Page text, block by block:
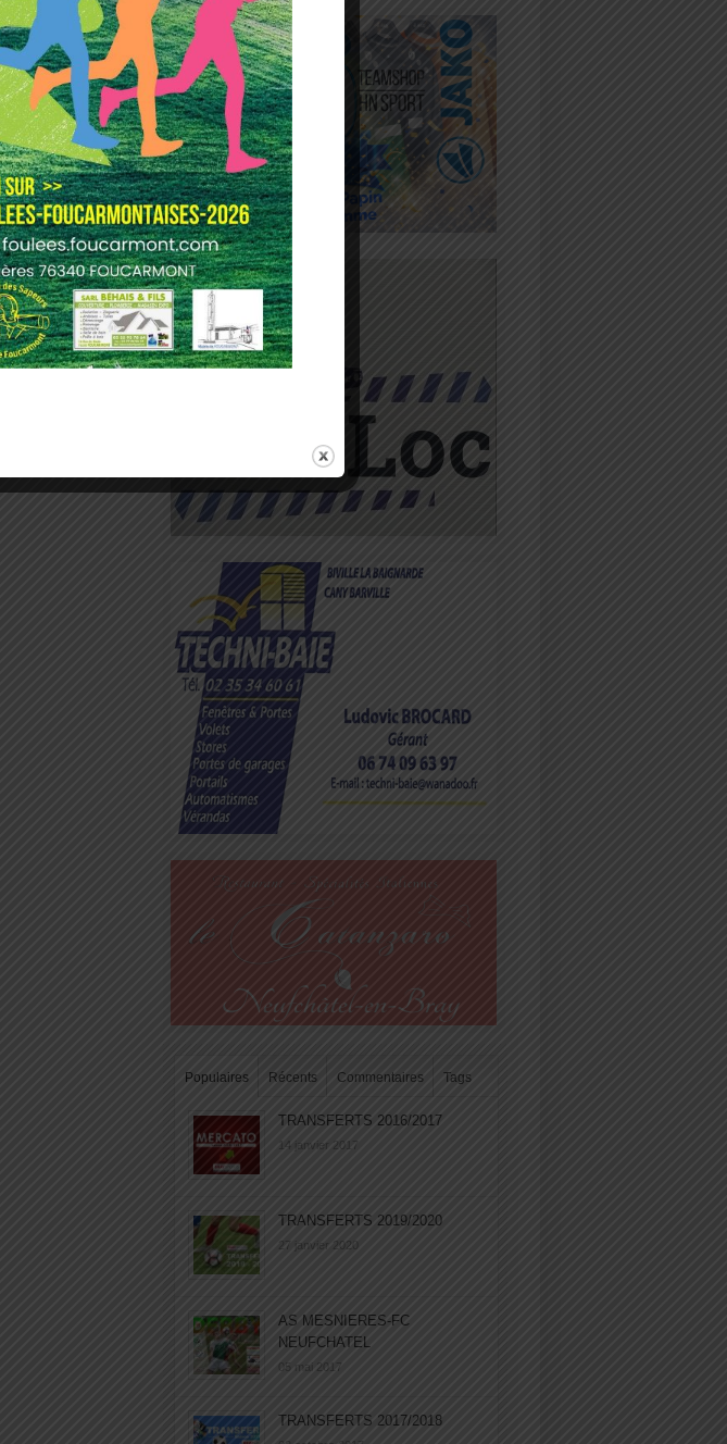
Populaires Récents Commentaires Tags
TRANSFERTS 2016/2017
14 janvier 2017
TRANSFERTS 2019/2020
27 janvier 2020
AS MESNIERES-FC
NEUFCHATEL
05 mai 2017
TRANSFERTS 2017/2018